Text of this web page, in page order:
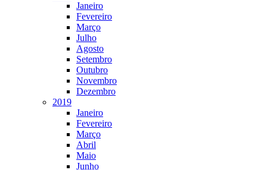
Janeiro
Fevereiro
Março
Julho
Agosto
Setembro
Outubro
Novembro
Dezembro
2019
Janeiro
Fevereiro
Março
Abril
Maio
Junho